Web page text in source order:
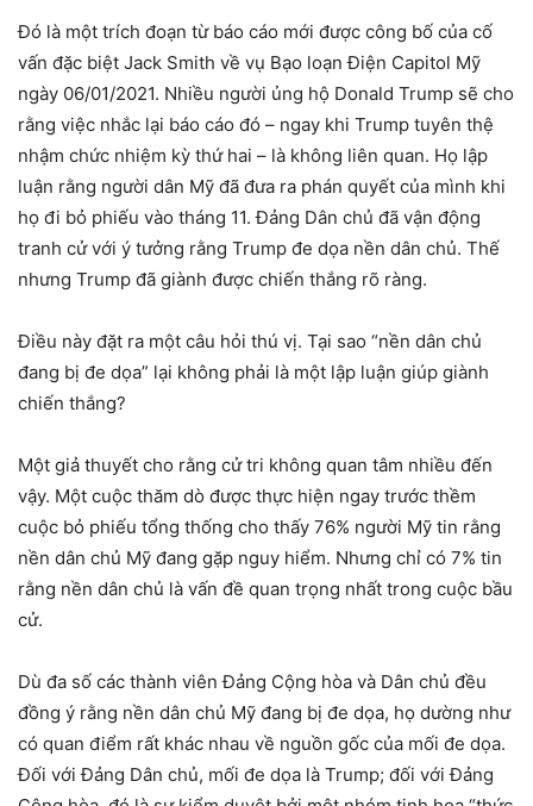
Đó là một trích đoạn từ báo cáo mới được công bố của cố
vấn đặc biệt Jack Smith về vụ Bạo loạn Điện Capitol Mỹ
ngày 06/01/2021. Nhiều người ủng hộ Donald Trump sẽ cho
rằng việc nhắc lại báo cáo đó – ngay khi Trump tuyên thệ
nhậm chức nhiệm kỳ thứ hai – là không liên quan. Họ lập
luận rằng người dân Mỹ đã đưa ra phán quyết của mình khi
họ đi bỏ phiếu vào tháng 11. Đảng Dân chủ đã vận động
tranh cử với ý tưởng rằng Trump đe dọa nền dân chủ. Thế
nhưng Trump đã giành được chiến thắng rõ ràng.
Điều này đặt ra một câu hỏi thú vị. Tại sao “nền dân chủ
đang bị đe dọa” lại không phải là một lập luận giúp giành
chiến thắng?
Một giả thuyết cho rằng cử tri không quan tâm nhiều đến
vậy. Một cuộc thăm dò được thực hiện ngay trước thềm
cuộc bỏ phiếu tổng thống cho thấy 76% người Mỹ tin rằng
nền dân chủ Mỹ đang gặp nguy hiểm. Nhưng chỉ có 7% tin
rằng nền dân chủ là vấn đề quan trọng nhất trong cuộc bầu
cử.
Dù đa số các thành viên Đảng Cộng hòa và Dân chủ đều
đồng ý rằng nền dân chủ Mỹ đang bị đe dọa, họ dường như
có quan điểm rất khác nhau về nguồn gốc của mối đe dọa.
Đối với Đảng Dân chủ, mối đe dọa là Trump; đối với Đảng